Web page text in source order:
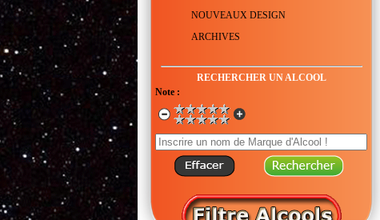
NOUVEAUX DESIGN
ARCHIVES
RECHERCHER UN ALCOOL
Note :